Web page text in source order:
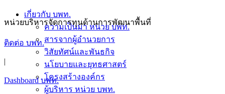
หน่วยบริหารจัดการทุนด้านการพัฒนาพื้นที่
ติดต่อ บพท.
|
Dashboard บพท.
เกี่ยวกับ บพท.
ความเป็นมา หน่วย บพท.
สารจากผู้อำนวยการ
วิสัยทัศน์และพันธกิจ
นโยบายและยุทธศาสตร์
โครงสร้างองค์กร
ผู้บริหาร หน่วย บพท.